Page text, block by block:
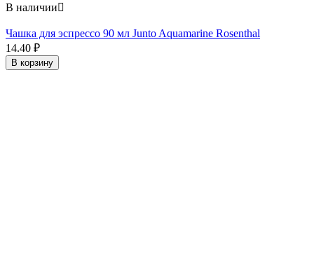
В наличии
Чашка для эспрессо 90 мл Junto Aquamarine Rosenthal
14.40 ₽
В корзину